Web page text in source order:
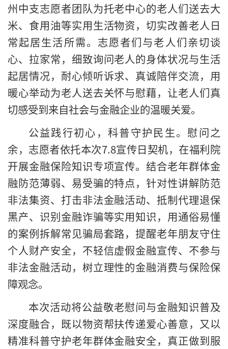
州中支志愿者团队为托老中心的老人们送去大
米、食用油等实用生活物资，切实改善老人日
常起居生活所需。志愿者们与老人们亲切谈
心、拉家常，细致询问老人的身体状况与生活
起居情况，耐心倾听诉求、真诚陪伴交流，用
暖心举动为老人送去关怀与慰藉，让老人们真
切感受到来自社会与金融企业的温暖关爱。
公益践行初心，科普守护民生。慰问之
余，志愿者依托本次7.8宣传日契机，在福利院
开展金融保险知识专项宣传。结合老年群体金
融防范薄弱、易受骗的特点，针对性讲解防范
非法集资、打击非法金融活动、抵制代理退保
黑产、识别金融诈骗等实用知识，用通俗易懂
的案例拆解常见骗局套路，提醒老年朋友守住
个人财产安全，不轻信虚假金融宣传、不参与
非法金融活动，树立理性的金融消费与保险保
障观念。
本次活动将公益敬老慰问与金融知识普及
深度融合，既以物资帮扶传递爱心善意，又以
精准科普守护老年群体金融安全，真正做到服